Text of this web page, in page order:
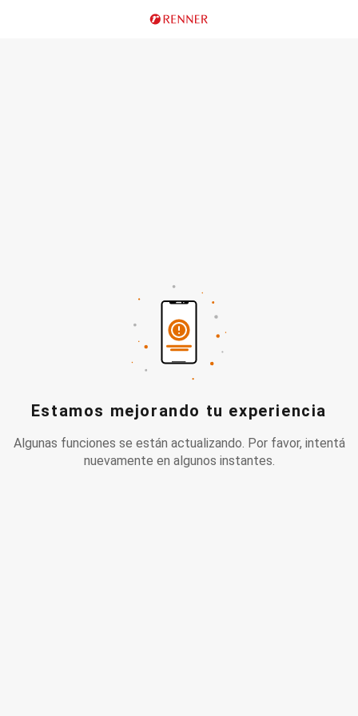
Estamos mejorando tu experiencia
Algunas funciones se están actualizando. Por favor, intentá
nuevamente en algunos instantes.